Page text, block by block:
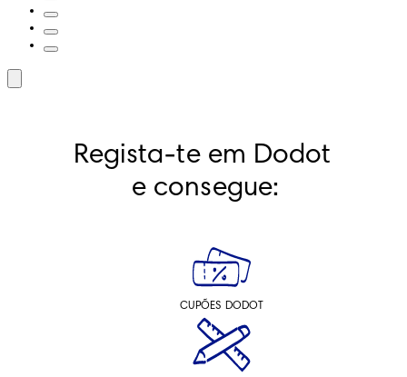
Regista-te em Dodot
e consegue:
CUPÕES DODOT